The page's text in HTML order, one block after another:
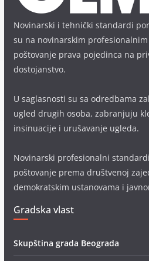
Novinarski i tehnički standardi
su na novinarskim
poštovanje prava pojedinca na
dostojanstvo.
U saglasnosti su sa odredbama
ugled drugih osoba, zabranjuju
insinuacije i urušavanje ugleda.
Novinarski profesionalni
poštovanje prema društvenoj
demokratskim ustanovama i
Gradska vlast
Skupština grada Beograda